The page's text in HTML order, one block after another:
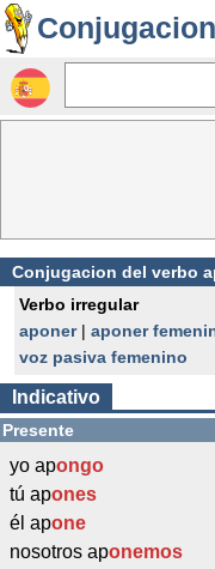
Conjugacion del verbo
Verbo irregular
aponer| aponer
voz pasiva femenino
Indicativo
Presente
yo apongo
tú apones
él apone
nosotros aponemos